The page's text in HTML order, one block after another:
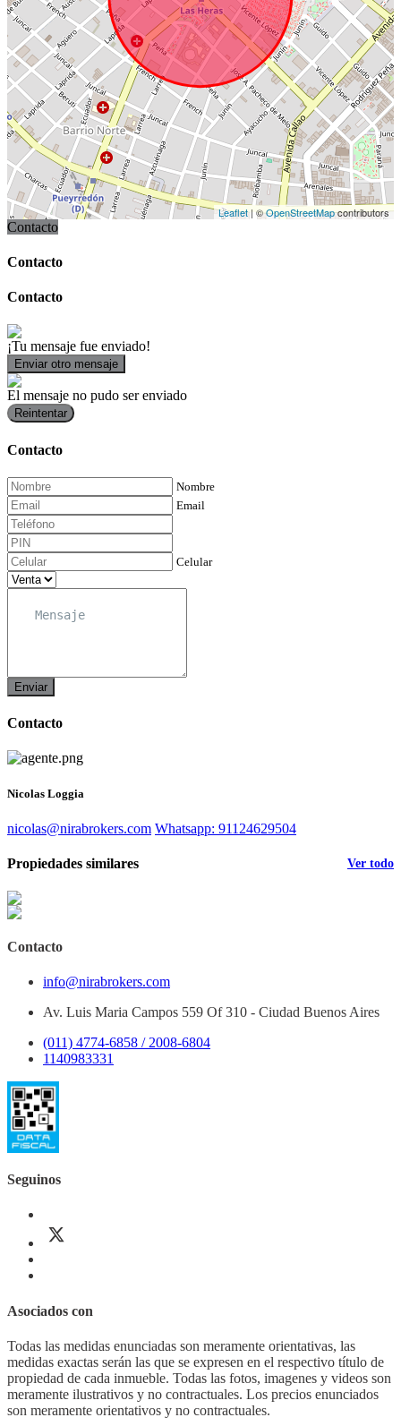
Leaflet| ©OpenStreetMapcontributors
Contacto
Contacto
Contacto
¡Tu mensaje fue enviado!
Enviar otro mensaje
El mensaje no pudo ser enviado
Reintentar
Contacto
Nombre
Email
Celular
Enviar
Contacto
Nicolas Loggia
nicolas@nirabrokers.com Whatsapp: 91124629504
Propiedades similares Ver todo
Contacto
info@nirabrokers.com
Av. Luis Maria Campos 559 Of 310 - Ciudad Buenos Aires
(011) 4774-6858 / 2008-6804
1140983331
Seguinos
Asociados con
Todas las medidas enunciadas son meramente orientativas, las
medidas exactas serán las que se expresen en el respectivo título de
propiedad de cada inmueble. Todas las fotos, imagenes y videos son
meramente ilustrativos y no contractuales. Los precios enunciados
son meramente orientativos y no contractuales.